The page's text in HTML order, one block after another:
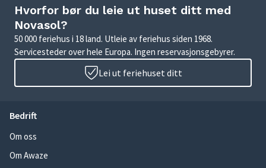
Hvorfor bør du leie ut huset ditt med
Novasol?
50 000 feriehus i 18 land. Utleie av feriehus siden 1968.
Servicesteder over hele Europa. Ingen reservasjonsgebyrer.
Lei ut feriehuset ditt
Bedrift
Om oss
Om Awaze